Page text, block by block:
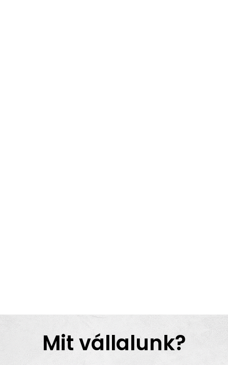
Mit vállalunk?